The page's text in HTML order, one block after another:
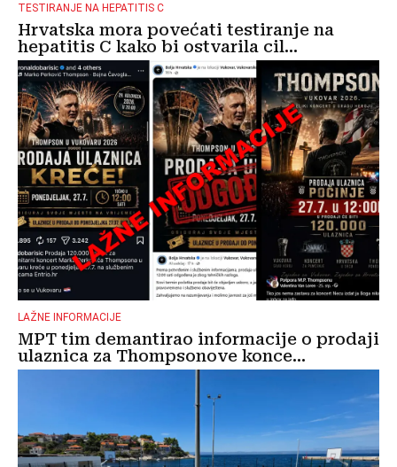
TESTIRANJE NA HEPATITIS C
Hrvatska mora povećati testiranje na
hepatitis C kako bi ostvarila cil...
LAŽNE INFORMACIJE
MPT tim demantirao informacije o prodaji
ulaznica za Thompsonove konce...